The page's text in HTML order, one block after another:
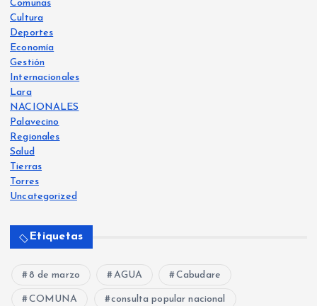
Comunas
Cultura
Deportes
Economía
Gestión
Internacionales
Lara
NACIONALES
Palavecino
Regionales
Salud
Tierras
Torres
Uncategorized
Etiquetas
8 de marzo AGUA Cabudare
COMUNA consulta popular nacional